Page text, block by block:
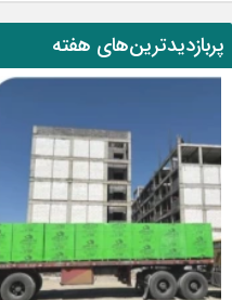
هفته